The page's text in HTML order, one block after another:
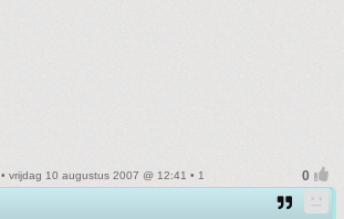
• vrijdag 10 augustus 2007 @ 12:41 • 1